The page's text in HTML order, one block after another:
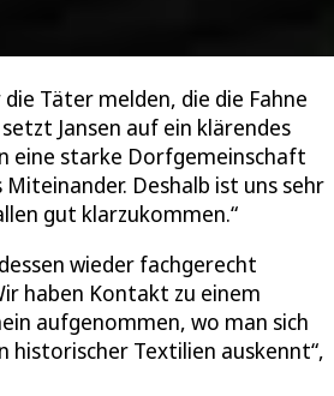
Täter melden, die die Fahne
Jansen auf ein klärendes
eine starke Dorfgemeinschaft
Deshalb ist uns sehr
gut klarzukommen.“
wieder fachgerecht
haben Kontakt zu einem
aufgenommen, wo man sich
historischer Textilien auskennt“,